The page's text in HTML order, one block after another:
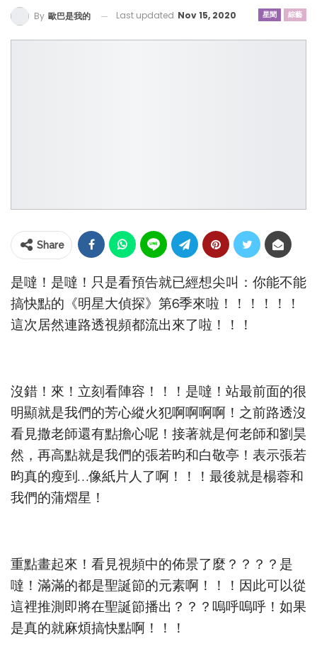
星聞 綜藝
By 歐巴是我的 Last updated Nov 15, 2020
Share
是噠！是噠！只是看預告就已經想尖叫：你能不能
搞快點的《明星大偵探》第6季來啦！！！！！！
這次居然連路透視頻都流出來了啦！！！
沒錯！來！立刻看陣容！！！是噠！站最前面的很
明顯就是我們的芳心縱火犯啊啊啊啊！之前路透沒
看見撒老師還有點擔心呢！接著就是何老師和劉昊
然，再高點就是我們的張若昀和白敬亭！表示張若
昀真的瘦到…像紙片人了啊！！！最後就是楊蓉和
我們的蒲熠星！
重點畫起來！看見視頻中的佈景了麼？？？？是
噠！滿滿的都是聖誕節的元素啊！！！因此可以從
這裡推測即將在聖誕節播出？？？嗚呼嗚呼！如果
是真的就麻煩搞快點啊！！！